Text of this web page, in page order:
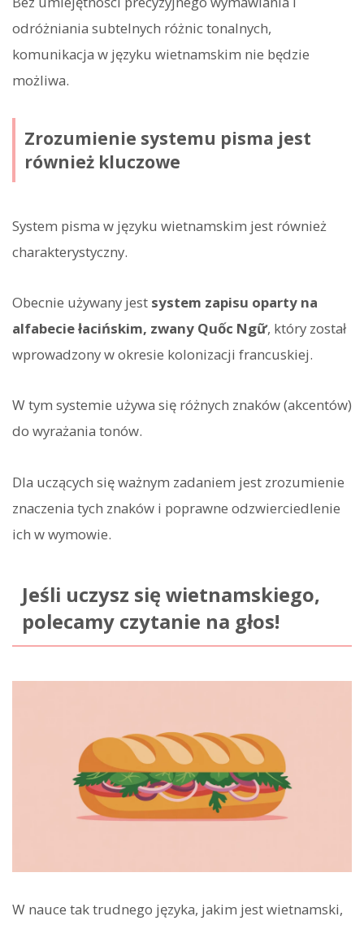
odróżniania subtelnych różnic tonalnych,
komunikacja w języku wietnamskim nie będzie
możliwa.
Zrozumienie systemu pisma jest
również kluczowe
System pisma w języku wietnamskim jest również
charakterystyczny.
Obecnie używany jest system zapisu oparty na
alfabecie łacińskim, zwany Quốc Ngữ, który został
wprowadzony w okresie kolonizacji francuskiej.
W tym systemie używa się różnych znaków (akcentów)
do wyrażania tonów.
Dla uczących się ważnym zadaniem jest zrozumienie
znaczenia tych znaków i poprawne odzwierciedlenie
ich w wymowie.
Jeśli uczysz się wietnamskiego,
polecamy czytanie na głos!
W nauce tak trudnego języka, jakim jest wietnamski,